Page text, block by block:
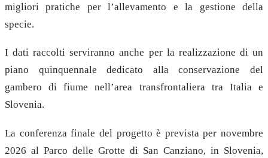
migliori pratiche per l’allevamento e la gestione della
specie.
I dati raccolti serviranno anche per la realizzazione di un
piano quinquennale dedicato alla conservazione del
gambero di fiume nell’area transfrontaliera tra Italia e
Slovenia.
La conferenza finale del progetto è prevista per novembre
2026 al Parco delle Grotte di San Canziano, in Slovenia,